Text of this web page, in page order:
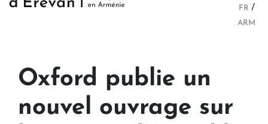
FR
ARM
Oxford publie un
nouvel ouvrage sur